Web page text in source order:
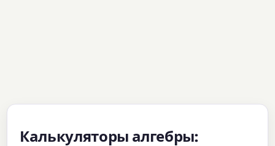
Калькуляторы алгебры: